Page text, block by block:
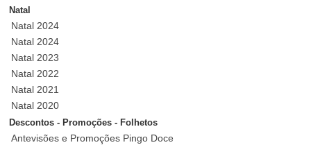
Natal
Natal 2024
Natal 2024
Natal 2023
Natal 2022
Natal 2021
Natal 2020
Descontos - Promoções - Folhetos
Antevisões e Promoções Pingo Doce